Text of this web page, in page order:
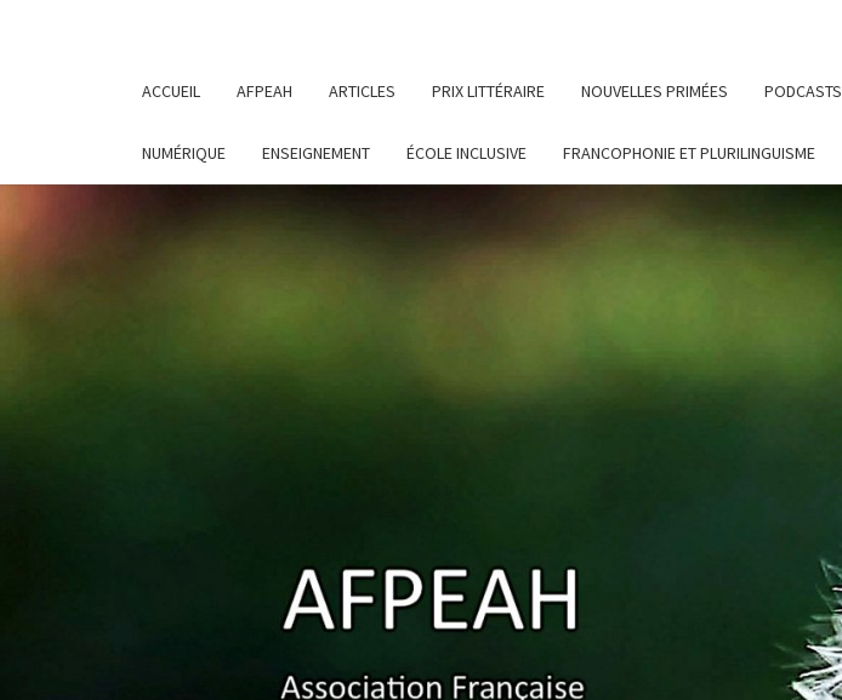
ACCUEIL AFPEAH ARTICLES PRIX LITTÉRAIRE NOUVELLES PRIMÉES PODCASTS
NUMÉRIQUE ENSEIGNEMENT ÉCOLE INCLUSIVE FRANCOPHONIE ET PLURILINGUISME